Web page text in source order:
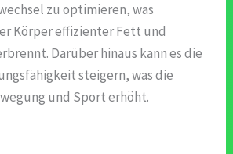
zu optimieren, was
Körper effizienter Fett und
Darüber hinaus kann es die
steigern, was die
und Sport erhöht.